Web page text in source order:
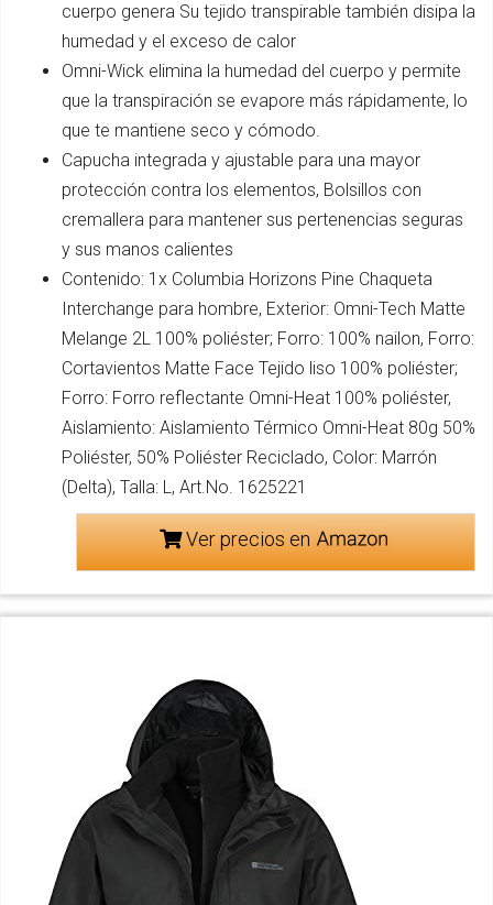
cuerpo genera Su tejido transpirable también disipa la
humedad y el exceso de calor
Omni-Wick elimina la humedad del cuerpo y permite
que la transpiración se evapore más rápidamente, lo
que te mantiene seco y cómodo.
Capucha integrada y ajustable para una mayor
protección contra los elementos, Bolsillos con
cremallera para mantener sus pertenencias seguras
y sus manos calientes
Contenido: 1x Columbia Horizons Pine Chaqueta
Interchange para hombre, Exterior: Omni-Tech Matte
Melange 2L 100% poliéster; Forro: 100% nailon, Forro:
Cortavientos Matte Face Tejido liso 100% poliéster;
Forro: Forro reflectante Omni-Heat 100% poliéster,
Aislamiento: Aislamiento Térmico Omni-Heat 80g 50%
Poliéster, 50% Poliéster Reciclado, Color: Marrón
(Delta), Talla: L, Art.No. 1625221
Ver precios en